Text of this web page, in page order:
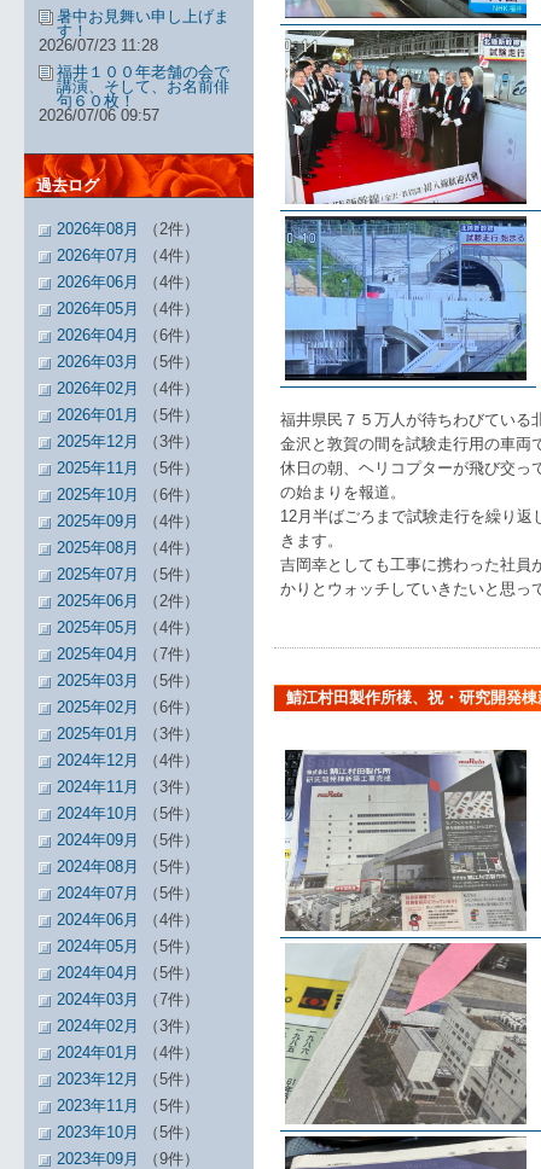
福井県民７５万人が待ちわびている
金沢と敦賀の間を試験走行用の車両
休日の朝、ヘリコプターが飛び交っ
の始まりを報道。
12月半ばごろまで試験走行を繰り
きます。
吉岡幸としても工事に携わった社員
かりとウォッチしていきたいと思っ
鯖江村田製作所様、祝・研究開発
暑中お見舞い申し上げま
す！
2026/07/23 11:28
福井１００年老舗の会で
講演、そして、お名前俳
句６０枚！
2026/07/06 09:57
過去ログ
2026年08月
（2件）
2026年07月
（4件）
2026年06月
（4件）
2026年05月
（4件）
2026年04月
（6件）
2026年03月
（5件）
2026年02月
（4件）
2026年01月
（5件）
2025年12月
（3件）
2025年11月
（5件）
2025年10月
（6件）
2025年09月
（4件）
2025年08月
（4件）
2025年07月
（5件）
2025年06月
（2件）
2025年05月
（4件）
2025年04月
（7件）
2025年03月
（5件）
2025年02月
（6件）
2025年01月
（3件）
2024年12月
（4件）
2024年11月
（3件）
2024年10月
（5件）
2024年09月
（5件）
2024年08月
（5件）
2024年07月
（5件）
2024年06月
（4件）
2024年05月
（5件）
2024年04月
（5件）
2024年03月
（7件）
2024年02月
（3件）
2024年01月
（4件）
2023年12月
（5件）
2023年11月
（5件）
2023年10月
（5件）
2023年09月
（9件）